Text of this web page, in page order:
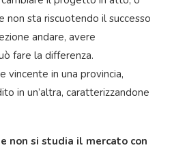
non sta riscuotendo il successo
andare, avere
fare la differenza.
vincente in una provincia,
in un’altra, caratterizzandone
non si studia il mercato con